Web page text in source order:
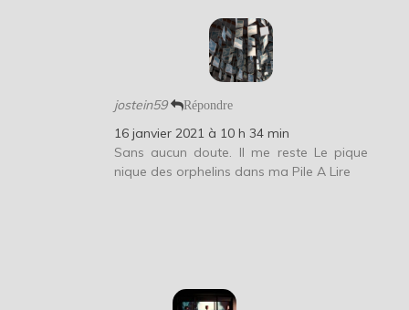
jostein59 Répondre
16 janvier 2021 à 10 h 34 min
Sans aucun doute. Il me reste Le pique
nique des orphelins dans ma Pile A Lire